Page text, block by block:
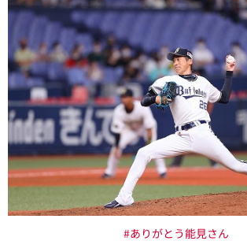
#ありがとう能見さん